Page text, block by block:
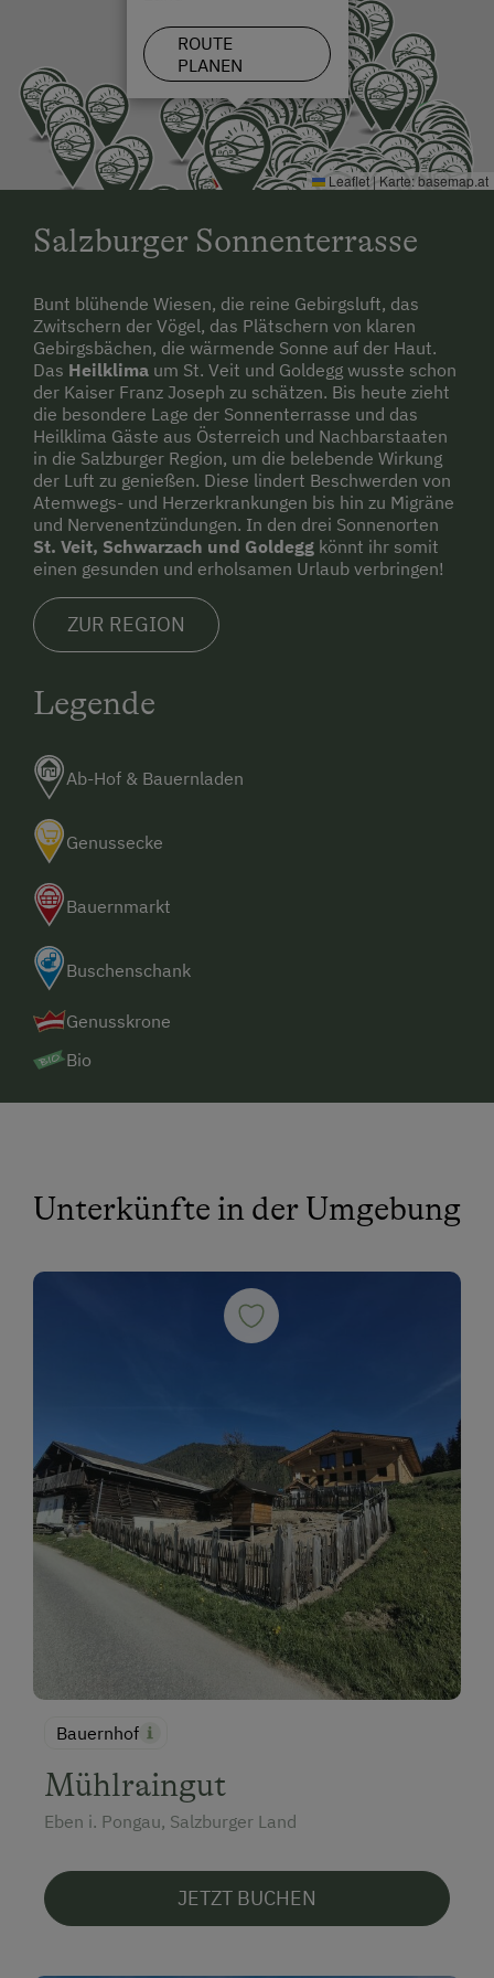
Einzelbett ROUTE
PLANEN
Leaflet | Karte:basemap.at
Salzburger Sonnenterrasse
Bunt blühende Wiesen, die reine Gebirgsluft, das
Zwitschern der Vögel, das Plätschern von klaren
Gebirgsbächen, die wärmende Sonne auf der Haut.
Das Heilklima um St. Veit und Goldegg wusste schon
der Kaiser Franz Joseph zu schätzen. Bis heute zieht
die besondere Lage der Sonnenterrasse und das
Heilklima Gäste aus Österreich und Nachbarstaaten
in die Salzburger Region, um die belebende Wirkung
der Luft zu genießen. Diese lindert Beschwerden von
Atemwegs- und Herzerkrankungen bis hin zu Migräne
und Nervenentzündungen. In den drei Sonnenorten
St. Veit, Schwarzach und Goldegg könnt ihr somit
einen gesunden und erholsamen Urlaub verbringen!
ZUR REGION
Legende
Ab-Hof & Bauernladen
Genussecke
Bauernmarkt
Buschenschank
Genusskrone
Bio
Unterkünfte in der Umgebung
Bauernhof
Mühlraingut
Eben i. Pongau, Salzburger Land
JETZT BUCHEN